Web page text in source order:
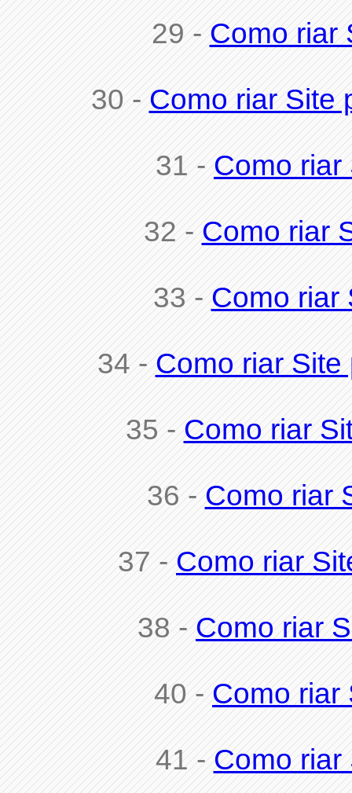
29 -Como riar
30 -Como riar Site
31 -Como riar
32 -Como riar
33 -Como riar
34 -Como riar
35 -Como riar
36 -Como riar
37 -Como riar
38 -Como riar
40 -Como riar
41 -Como riar